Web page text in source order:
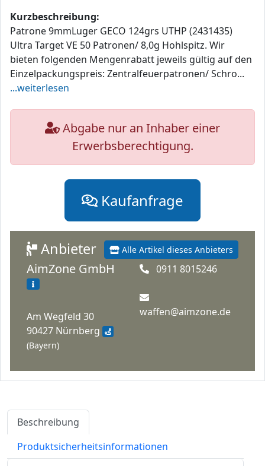
Kurzbeschreibung:
Patrone 9mmLuger GECO 124grs UTHP (2431435)
Ultra Target VE 50 Patronen/ 8,0g Hohlspitz. Wir
bieten folgenden Mengenrabatt jeweils gültig auf den
Einzelpackungspreis: Zentralfeuerpatronen/ Schro...
...weiterlesen
Abgabe nur an Inhaber einer
Erwerbsberechtigung.
Kaufanfrage
Alle Artikel dieses Anbieters
Anbieter
AimZone GmbH
Am Wegfeld 30
90427 Nürnberg
(Bayern)
0911 8015246
waffen@aimzone.de
Beschreibung
Produktsicherheitsinformationen